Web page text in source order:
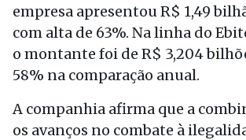
empresa apresentou R$ 1,49
com alta de 63%. Na linha do
o montante foi de R$ 3,204
58% na comparação anual.
A companhia afirma que a
os avanços no combate à